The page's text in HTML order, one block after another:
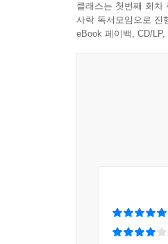
클래스는 첫번째 회차
사락 독서모임으로 진
eBook 페이백, CD/